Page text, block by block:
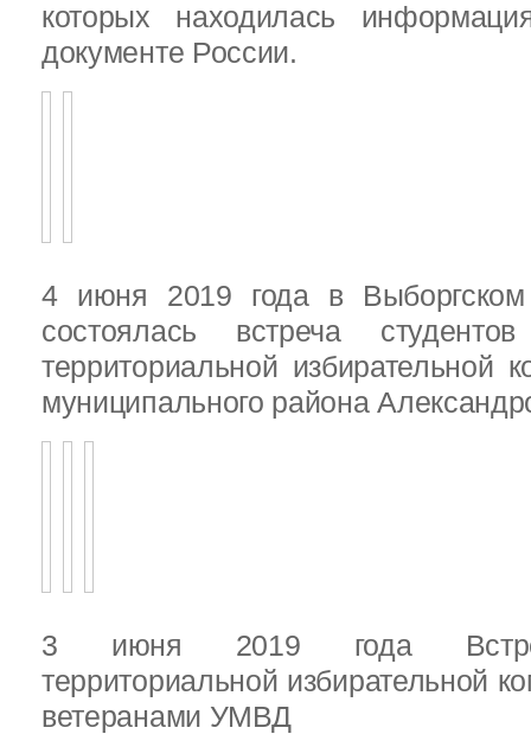
которых находилась
документе России.
4 июня 2019 года в
состоялась встреча
территориальной избирательной
муниципального района
3 июня 2019 года
территориальной избирательной
ветеранами УМВД